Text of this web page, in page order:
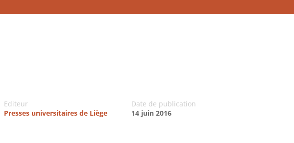
Editeur
Presses universitaires de Liège
Date de publication
14 juin 2016